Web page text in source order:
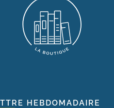
HEBDOMADAIRE